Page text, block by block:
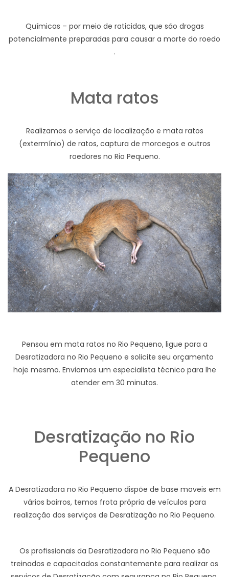
Químicas – por meio de raticidas, que são drogas
potencialmente preparadas para causar a morte do roedo
.
Mata ratos
Realizamos o serviço de localização e mata ratos
(extermínio) de ratos, captura de morcegos e outros
roedores no Rio Pequeno.
Pensou em mata ratos no Rio Pequeno, ligue para a
Desratizadora no Rio Pequeno e solicite seu orçamento
hoje mesmo. Enviamos um especialista técnico para lhe
atender em 30 minutos.
Desratização no Rio
Pequeno
A Desratizadora no Rio Pequeno dispõe de base moveis em
vários bairros, temos frota própria de veículos para
realização dos serviços de Desratização no Rio Pequeno.
Os profissionais da Desratizadora no Rio Pequeno são
treinados e capacitados constantemente para realizar os